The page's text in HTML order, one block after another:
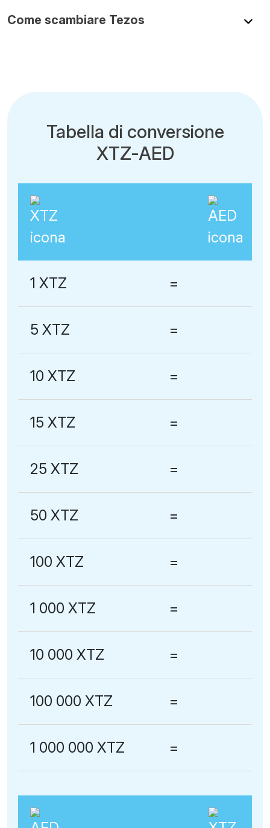
Come scambiare Tezos
Tabella di conversione
XTZ-AED
1 XTZ =
5 XTZ =
10 XTZ =
15 XTZ =
25 XTZ =
50 XTZ =
100 XTZ =
1 000 XTZ =
10 000 XTZ =
100 000 XTZ =
1 000 000 XTZ =